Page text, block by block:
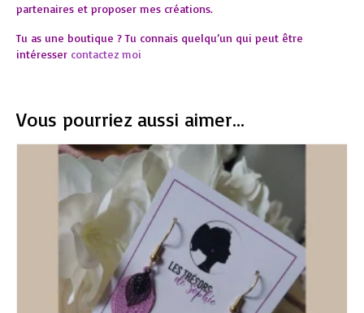
partenaires et proposer mes créations.
Tu as une boutique ? Tu connais quelqu’un qui peut être
intéresser contactez moi
Vous pourriez aussi aimer...